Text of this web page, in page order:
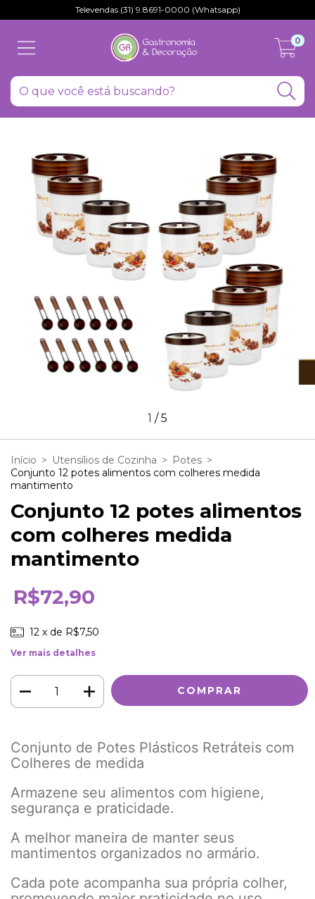
Televendas (31) 9.8691-0000 (Whatsapp)
0
1 /5
Início > Utensílios de Cozinha > Potes >
Conjunto 12 potes alimentos com colheres medida
mantimento
Conjunto 12 potes alimentos
com colheres medida
mantimento
R$72,90
12 x de R$7,50
Ver mais detalhes
Conjunto de Potes Plásticos Retráteis com
Colheres de medida
Armazene seu alimentos com higiene,
segurança e praticidade.
A melhor maneira de manter seus
mantimentos organizados no armário.
Cada pote acompanha sua própria colher,